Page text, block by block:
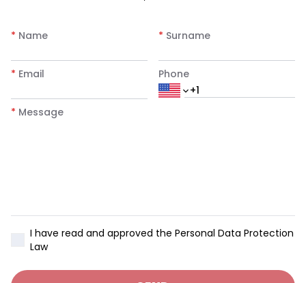
* Name * Surname
* Email Phone
* Message
I have read and approved the Personal Data Protection
Law